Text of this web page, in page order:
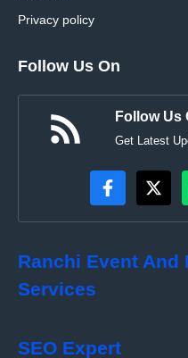
Privacy policy
Follow Us On
Follow Us
Get Latest
Ranchi Event And
Services
SEO Expert